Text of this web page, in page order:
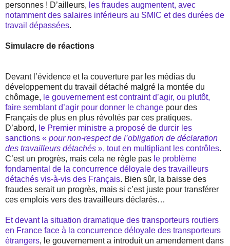
personnes ! D’ailleurs, les fraudes augmentent, avec
notamment des salaires inférieurs au SMIC et des durées de
travail dépassées.
Simulacre de réactions
Devant l’évidence et la couverture par les médias du
développement du travail détaché malgré la montée du
chômage, le gouvernement est contraint d’agir, ou plutôt,
faire semblant d’agir pour donner le change pour des
Français de plus en plus révoltés par ces pratiques.
D’abord, le Premier ministre a proposé de durcir les
sanctions « pour non-respect de l’obligation de déclaration
des travailleurs détachés », tout en multipliant les contrôles.
C’est un progrès, mais cela ne règle pas le problème
fondamental de la concurrence déloyale des travailleurs
détachés vis-à-vis des Français. Bien sûr, la baisse des
fraudes serait un progrès, mais si c’est juste pour transférer
ces emplois vers des travailleurs déclarés…
Et devant la situation dramatique des transporteurs routiers
en France face à la concurrence déloyale des transporteurs
étrangers, le gouvernement a introduit un amendement dans